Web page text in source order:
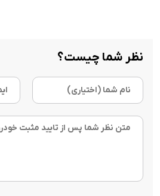
نظر شما چیست؟